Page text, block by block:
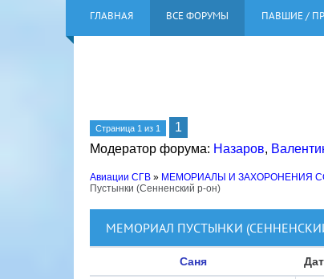
ГЛАВНАЯ ВСЕ ФОРУМЫ ПАВШИЕ /
Страница 1 из 1
1
Модератор форума: Назаров,
Авиации СГВ » МЕМОРИАЛЫ И ЗАХОРОНЕНИЯ
Пустынки (Сенненский р-он)
МЕМОРИАЛ ПУСТЫНКИ
Саня